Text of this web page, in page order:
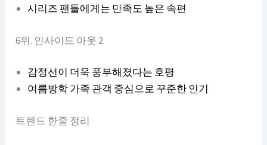
시리즈 팬들에게는 만족도 높은 속편
6위. 인사이드 아웃 2
감정선이 더욱 풍부해졌다는 호평
여름방학 가족 관객 중심으로 꾸준한 인기
트렌드 한줄 정리